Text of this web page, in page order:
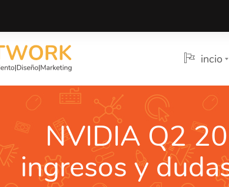
incio
NVIDIA Q2
ingresos y